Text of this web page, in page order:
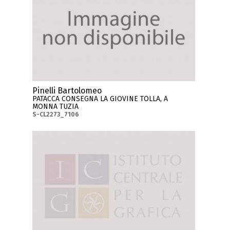
Pinelli Bartolomeo
PATACCA CONSEGNA LA GIOVINE TOLLA, A
MONNA TUZIA
S-CL2273_7106